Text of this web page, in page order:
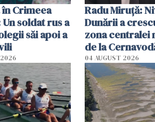
Crimeea
soldat rus a
săi apoi a
Radu Miruţă:
Dunării a
zona centralei
de la
cm faţă de
04 AUGUST 2026